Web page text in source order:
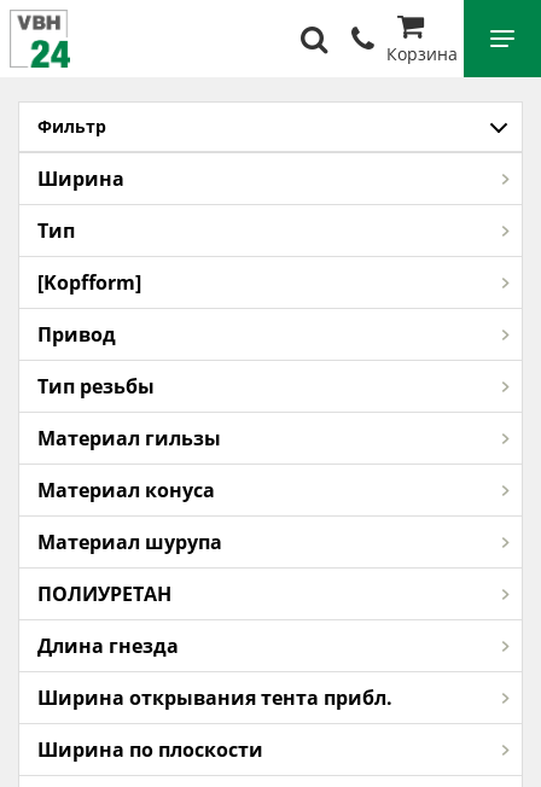
Корзина
Фильтр
Ширина
Тип
[Kopfform]
Привод
Тип резьбы
Материал гильзы
Материал конуса
Материал шурупа
ПОЛИУРЕТАН
Длина гнезда
Ширина открывания тента прибл.
Ширина по плоскости